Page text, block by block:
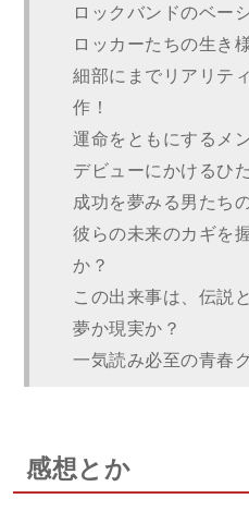
ロックバンドのベー
ロッカーたちの生き
細部にまでリアリテ
作！
運命をともにするメ
デビューにかけるひ
成功を夢みる男たち
彼らの未来のカギを
か？
この出来事は、伝説
夢か現実か？
一気読み必至の青春
感想とか